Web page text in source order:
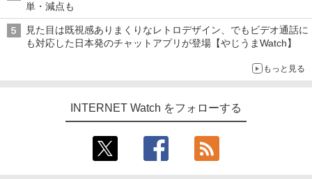
単・減点も
見た目は既視感ありまくりなレトロデザイン、でもビデオ通話に
も対応した日本発のチャットアプリが登場【やじうまWatch】
もっと見る
INTERNET Watch をフォローする